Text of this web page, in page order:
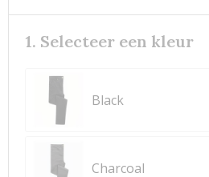
1. Selecteer een kleur
Black
Charcoal